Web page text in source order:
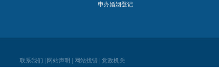
申办婚姻登记
联系我们 网站声明 网站找错 党政机关